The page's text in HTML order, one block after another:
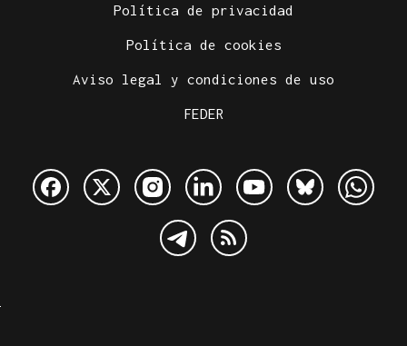
Política de privacidad
Política de cookies
Aviso legal y condiciones de uso
FEDER